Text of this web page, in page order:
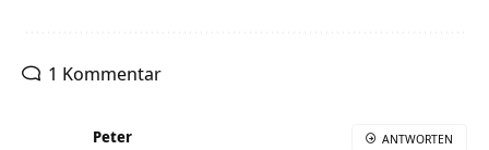
1 Kommentar
Peter ANTWORTEN